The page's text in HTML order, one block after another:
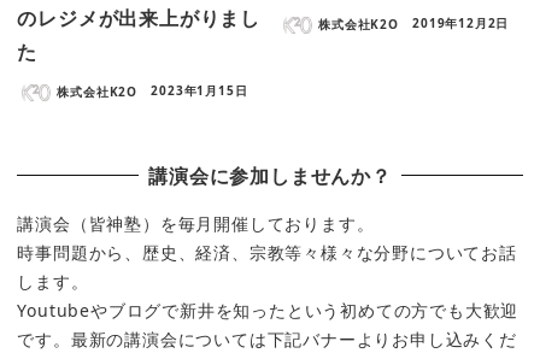
のレジメが出来上がりまし
た
株式会社K2O 2023年1月15日
株式会社K2O 2019年12月2日
講演会に参加しませんか？
講演会（皆神塾）を毎月開催しております。
時事問題から、歴史、経済、宗教等々様々な分野についてお話
します。
Youtubeやブログで新井を知ったという初めての方でも大歓迎
です。最新の講演会については下記バナーよりお申し込みくだ